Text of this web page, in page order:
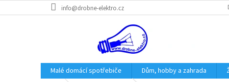
na
info@drobne-elektro.cz
Malé domácí spotřebiče Dům, hobby a zahrada